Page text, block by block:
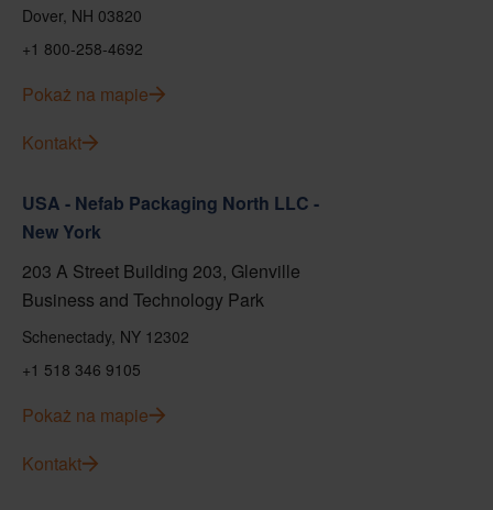
Dover, NH 03820
+1 800-258-4692
Pokaż na mapie
Kontakt
USA - Nefab Packaging North LLC -
New York
203 A Street Building 203, Glenville
Business and Technology Park
Schenectady, NY 12302
+1 518 346 9105
Pokaż na mapie
Kontakt